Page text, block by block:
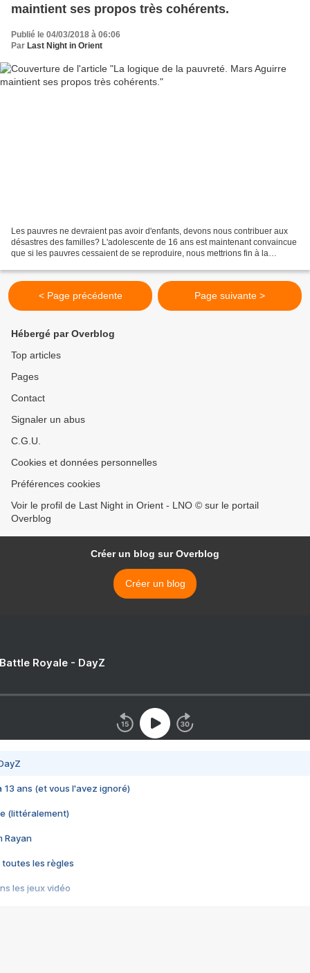
maintient ses propos très cohérents.
Publié le 04/03/2018 à 06:06
Par Last Night in Orient
Les pauvres ne devraient pas avoir d'enfants, devons nous contribuer aux
désastres des familles? L'adolescente de 16 ans est maintenant convaincue
que si les pauvres cessaient de se reproduire, nous mettrions fin à la
< Page précédente Page suivante >
Hébergé par Overblog
Top articles
Pages
Contact
Signaler un abus
C.G.U.
Cookies et données personnelles
Préférences cookies
Voir le profil de Last Night in Orient - LNO © sur le portail
Overblog
Créer un blog sur Overblog
Créer un blog
Royale - DayZ
13 ans (et vous l'avez ignoré)
(littéralement)
Rayan
toutes les règles
les jeux vidéo